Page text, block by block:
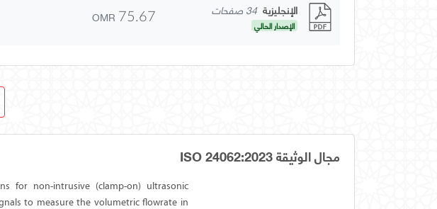
الإنجليزية 34 صفحات
الإصدار الحالي OMR 75.67
مجال الوثيقة ISO 24062:2023
for non-intrusive (clamp-on) ultrasonic
to measure the volumetric flowrate in